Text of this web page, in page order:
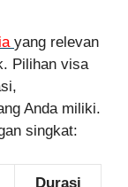
yang relevan
Pilihan visa
Anda miliki.
singkat:
Durasi